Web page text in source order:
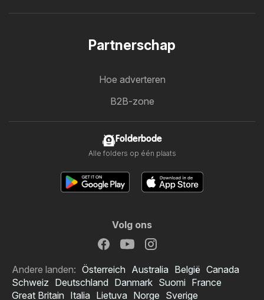
Partnerschap
Hoe adverteren
B2B-zone
Folderbode
Alle folders op één plaats
Volg ons
Andere landen: Österreich Australia België Canada
Schweiz Deutschland Danmark Suomi France
Great Britain Italia Lietuva Norge Sverige